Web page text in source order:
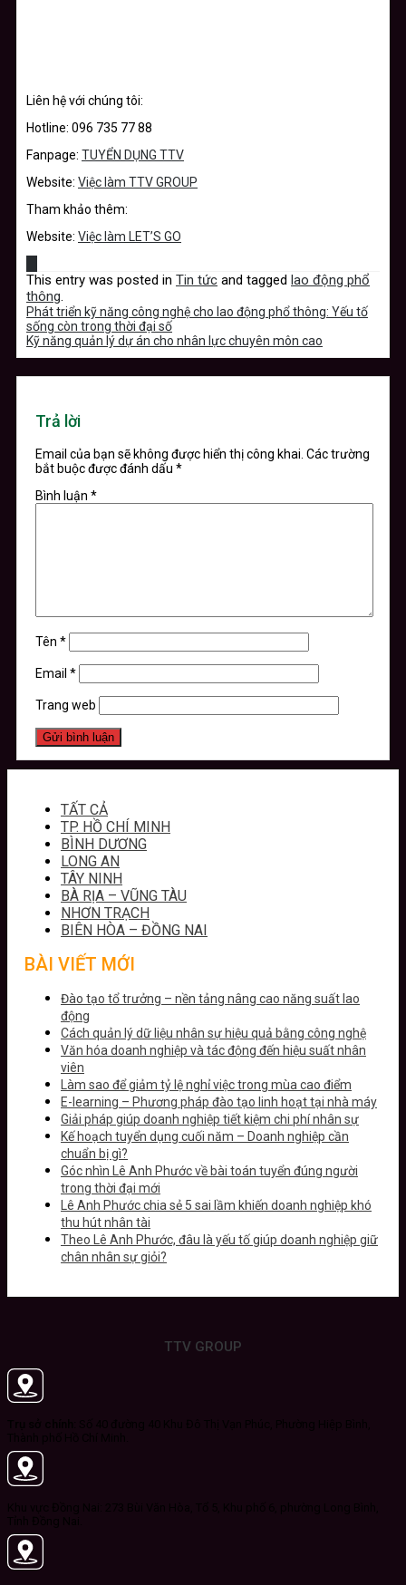
Liên hệ với chúng tôi:
Hotline: 096 735 77 88
Fanpage: TUYỂN DỤNG TTV
Website: Việc làm TTV GROUP
Tham khảo thêm:
Website: Việc làm LET’S GO
This entry was posted in Tin tức and tagged lao động phổ
thông.
Phát triển kỹ năng công nghệ cho lao động phổ thông: Yếu tố
sống còn trong thời đại số
Kỹ năng quản lý dự án cho nhân lực chuyên môn cao
Trả lời
Email của bạn sẽ không được hiển thị công khai. Các trường
bắt buộc được đánh dấu *
Bình luận *
Tên *
Email *
Trang web
TẤT CẢ
TP. HỒ CHÍ MINH
BÌNH DƯƠNG
LONG AN
TÂY NINH
BÀ RỊA – VŨNG TÀU
NHƠN TRẠCH
BIÊN HÒA – ĐỒNG NAI
BÀI VIẾT MỚI
Đào tạo tổ trưởng – nền tảng nâng cao năng suất lao
động
Cách quản lý dữ liệu nhân sự hiệu quả bằng công nghệ
Văn hóa doanh nghiệp và tác động đến hiệu suất nhân
viên
Làm sao để giảm tỷ lệ nghỉ việc trong mùa cao điểm
E-learning – Phương pháp đào tạo linh hoạt tại nhà máy
Giải pháp giúp doanh nghiệp tiết kiệm chi phí nhân sự
Kế hoạch tuyển dụng cuối năm – Doanh nghiệp cần
chuẩn bị gì?
Góc nhìn Lê Anh Phước về bài toán tuyển đúng người
trong thời đại mới
Lê Anh Phước chia sẻ 5 sai lầm khiến doanh nghiệp khó
thu hút nhân tài
Theo Lê Anh Phước, đâu là yếu tố giúp doanh nghiệp giữ
chân nhân sự giỏi?
TTV GROUP